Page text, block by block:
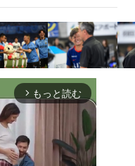
arrow_forward_ios もっと読む